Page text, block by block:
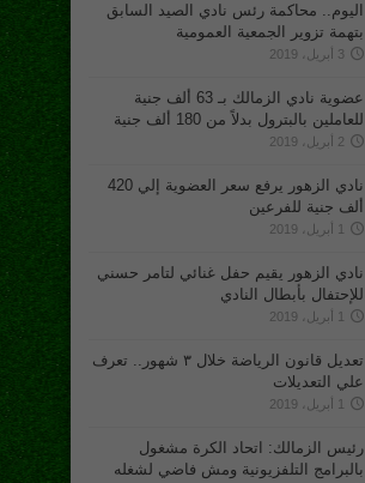
اليوم.. محاكمة رئس نادي الصيد السابق
بتهمة تزوير الجمعية العمومية
3 أبريل، 2019
عضوية نادي الزمالك بـ 63 ألف جنية
للعاملين بالبترول بدلاً من 180 ألف جنية
2 أبريل، 2019
نادي الزهور يرفع سعر العضوية إلي 420
ألف جنية للفرعين
1 أبريل، 2019
نادي الزهور يقيم حفل غنائي لتامر حسني
للإحتفال بأبطال النادي
1 أبريل، 2019
تعديل قانون الرياضة خلال ٣ شهور.. تعرف
علي التعديلات
1 أبريل، 2019
رئيس الزمالك: اتحاد الكرة مشغول
بالبرامج التلفزيونية ومش فاضي لشغله